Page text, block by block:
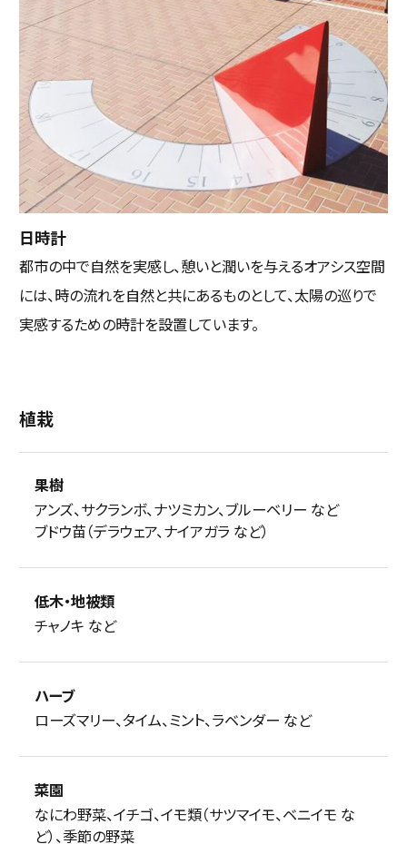
日時計
都市の中で自然を実感し、憩いと潤いを与えるオアシス空間
には、時の流れを自然と共にあるものとして、太陽の巡りで
実感するための時計を設置しています。
植栽
果樹
アンズ、サクランボ、ナツミカン、ブルーベリー など
ブドウ苗（デラウェア、ナイアガラ など）
低木・地被類
チャノキ など
ハーブ
ローズマリー、タイム、ミント、ラベンダー など
菜園
なにわ野菜、イチゴ、イモ類（サツマイモ、ベニイモ な
ど）、季節の野菜